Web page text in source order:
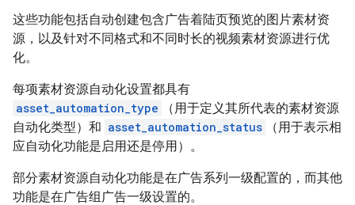
这些功能包括自动创建包含广告着陆页预览的图片素材资
源，以及针对不同格式和不同时长的视频素材资源进行优
化。
每项素材资源自动化设置都具有
asset_automation_type
（用于定义其所代表的素材资源
自动化类型）和 asset_automation_status
（用于表示相
应自动化功能是启用还是停用）。
部分素材资源自动化功能是在广告系列一级配置的，而其他
功能是在广告组广告一级设置的。